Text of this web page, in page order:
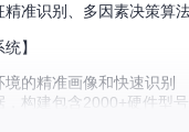
准识别、多因素决策算
】
境的精准画像和快速识别
，构建包含2000+硬件型
确率提升至98.7%，平均